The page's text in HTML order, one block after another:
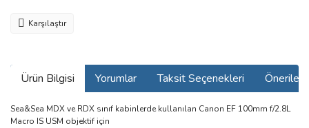
Karşılaştır
Ürün Bilgisi Yorumlar Taksit Seçenekleri
Sea&Sea MDX ve RDX sınıf kabinlerde kullanılan Canon EF 100mm f/2.8L
Macro IS USM objektif için